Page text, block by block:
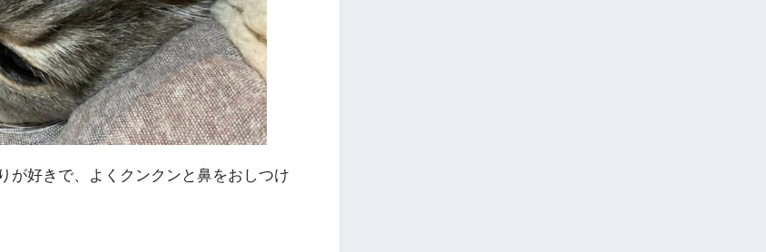
が好きで、よくクンクンと鼻をおしつけ